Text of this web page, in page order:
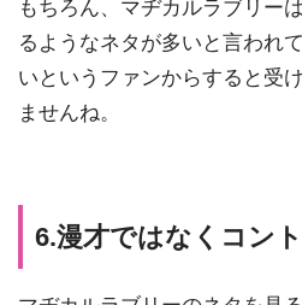
もちろん、マヂカルラブリー
るようなネタが多いと言われ
いというファンからすると受
ませんね。
6.漫才ではなくコン